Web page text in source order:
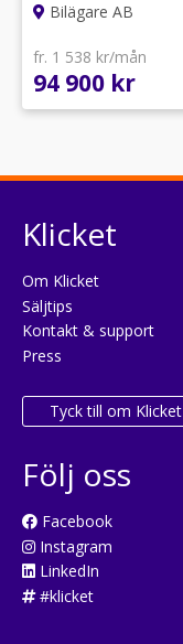
Bilägare AB
fr. 1 538 kr/mån
94 900 kr
Klicket
Om Klicket
Säljtips
Kontakt & support
Press
Tyck till om Klicket
Följ oss
Facebook
Instagram
LinkedIn
#klicket